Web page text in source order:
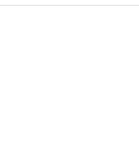
面草稿纸500张/包10包装整